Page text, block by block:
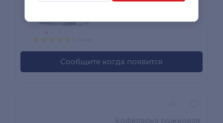
Сообщите когда появится